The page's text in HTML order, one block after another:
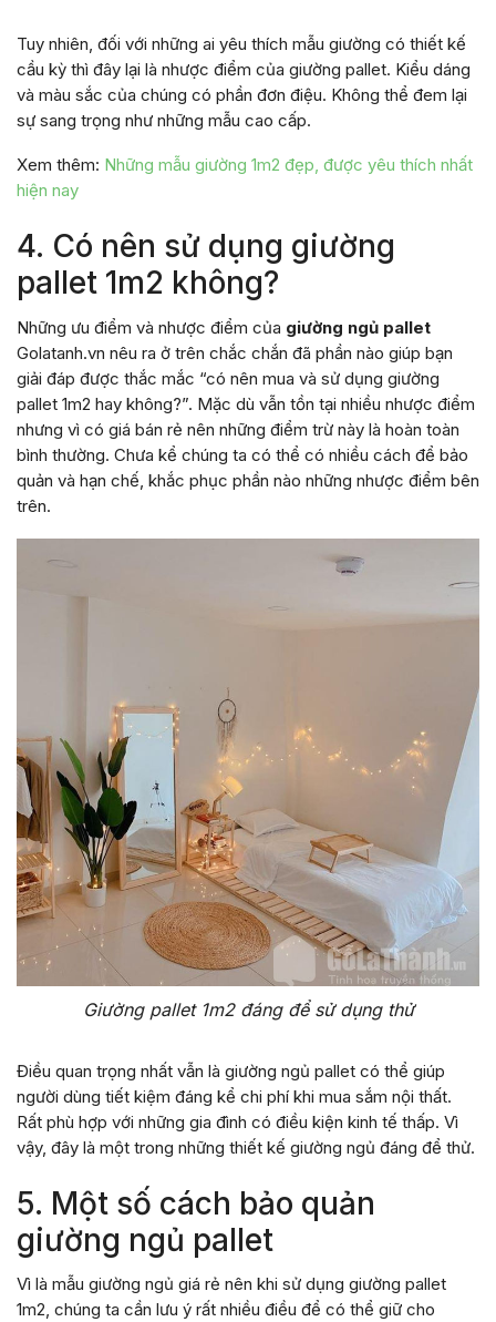
Tuy nhiên, đối với những ai yêu thích mẫu giường có thiết kế
cầu kỳ thì đây lại là nhược điểm của giường pallet. Kiểu dáng
và màu sắc của chúng có phần đơn điệu. Không thể đem lại
sự sang trọng như những mẫu cao cấp.
Xem thêm: Những mẫu giường 1m2 đẹp, được yêu thích nhất
hiện nay
4. Có nên sử dụng giường
pallet 1m2 không?
Những ưu điểm và nhược điểm của giường ngủ pallet
Golatanh.vn nêu ra ở trên chắc chắn đã phần nào giúp bạn
giải đáp được thắc mắc “có nên mua và sử dụng giường
pallet 1m2 hay không?”. Mặc dù vẫn tồn tại nhiều nhược điểm
nhưng vì có giá bán rẻ nên những điểm trừ này là hoàn toàn
bình thường. Chưa kể chúng ta có thể có nhiều cách để bảo
quản và hạn chế, khắc phục phần nào những nhược điểm bên
trên.
Giường pallet 1m2 đáng để sử dụng thử
Điều quan trọng nhất vẫn là giường ngủ pallet có thể giúp
người dùng tiết kiệm đáng kể chi phí khi mua sắm nội thất.
Rất phù hợp với những gia đình có điều kiện kinh tế thấp. Vì
vậy, đây là một trong những thiết kế giường ngủ đáng để thử.
5. Một số cách bảo quản
giường ngủ pallet
Vì là mẫu giường ngủ giá rẻ nên khi sử dụng giường pallet
1m2, chúng ta cần lưu ý rất nhiều điều để có thể giữ cho